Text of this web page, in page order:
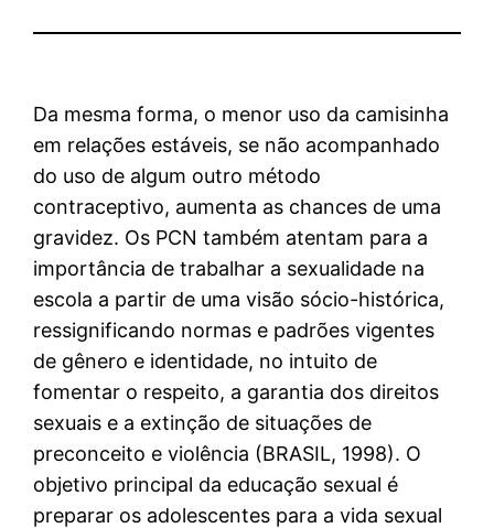
Da mesma forma, o menor uso da camisinha
em relações estáveis, se não acompanhado
do uso de algum outro método
contraceptivo, aumenta as chances de uma
gravidez. Os PCN também atentam para a
importância de trabalhar a sexualidade na
escola a partir de uma visão sócio-histórica,
ressignificando normas e padrões vigentes
de gênero e identidade, no intuito de
fomentar o respeito, a garantia dos direitos
sexuais e a extinção de situações de
preconceito e violência (BRASIL, 1998). O
objetivo principal da educação sexual é
preparar os adolescentes para a vida sexual